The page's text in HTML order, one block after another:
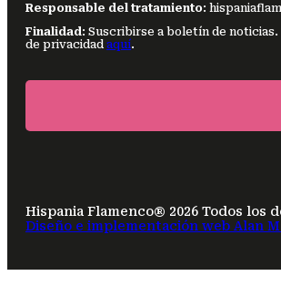
Responsable del tratamiento:
Finalidad : Suscribirse a boletín de
de privacidad aquí.
Hispania Flamenco® 2026 Todos los
Diseño e implementación web Alan